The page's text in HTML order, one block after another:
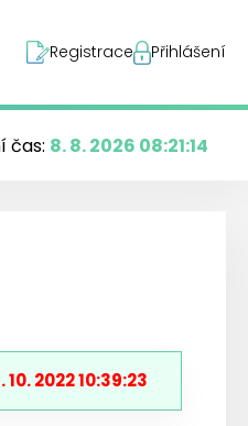
Registrace Přihlášení
čas: 8. 8. 2026 08:21:15
10. 2022 10:39:23